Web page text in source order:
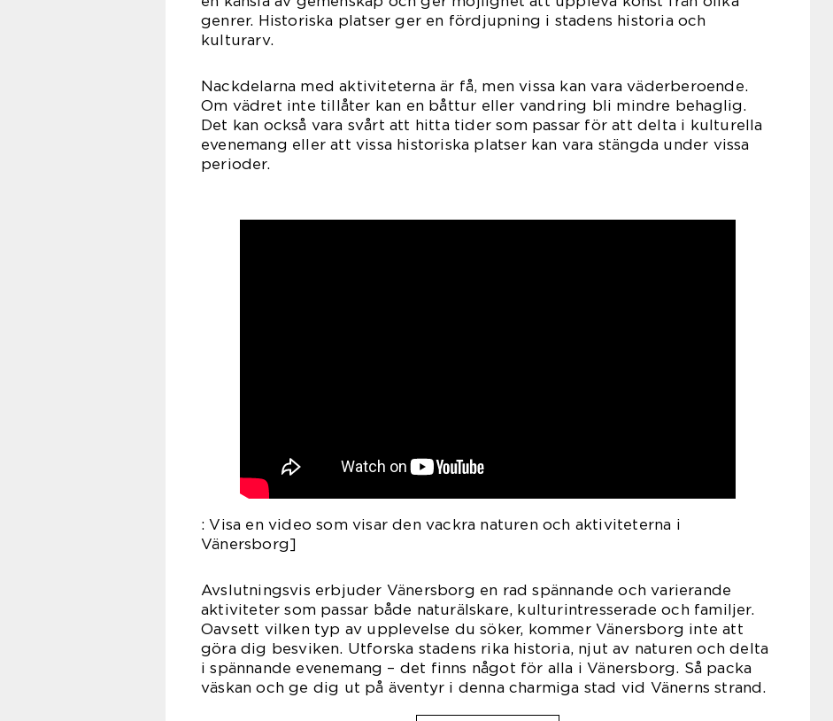
genrer. Historiska platser ger en fördjupning i stadens historia och
kulturarv.
Nackdelarna med aktiviteterna är få, men vissa kan vara väderberoende.
Om vädret inte tillåter kan en båttur eller vandring bli mindre behaglig.
Det kan också vara svårt att hitta tider som passar för att delta i kulturella
evenemang eller att vissa historiska platser kan vara stängda under vissa
perioder.
: Visa en video som visar den vackra naturen och aktiviteterna i
Vänersborg]
Avslutningsvis erbjuder Vänersborg en rad spännande och varierande
aktiviteter som passar både naturälskare, kulturintresserade och familjer.
Oavsett vilken typ av upplevelse du söker, kommer Vänersborg inte att
göra dig besviken. Utforska stadens rika historia, njut av naturen och delta
i spännande evenemang – det finns något för alla i Vänersborg. Så packa
väskan och ge dig ut på äventyr i denna charmiga stad vid Vänerns strand.